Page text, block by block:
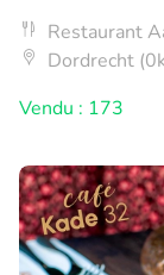
Restaurant
Dordrecht
Vendu : 173